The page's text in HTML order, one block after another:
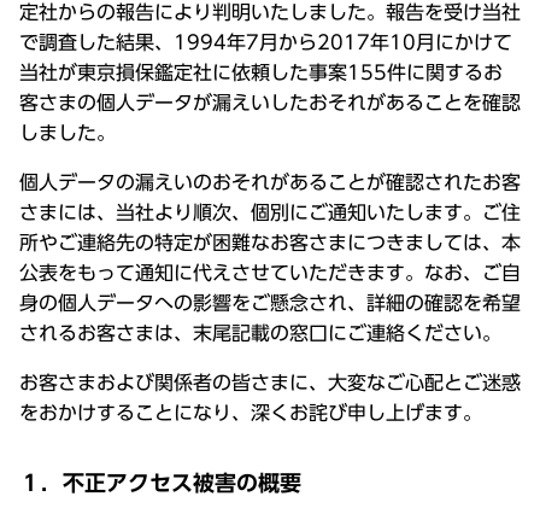
定社からの報告により判明いたしました。報告を受け当社
で調査した結果、1994年7月から2017年10月にかけて
当社が東京損保鑑定社に依頼した事案155件に関するお
客さまの個人データが漏えいしたおそれがあることを確認
しました。
個人データの漏えいのおそれがあることが確認されたお客
さまには、当社より順次、個別にご通知いたします。ご住
所やご連絡先の特定が困難なお客さまにつきましては、本
公表をもって通知に代えさせていただきます。なお、ご自
身の個人データへの影響をご懸念され、詳細の確認を希望
されるお客さまは、末尾記載の窓口にご連絡ください。
お客さまおよび関係者の皆さまに、大変なご心配とご迷惑
をおかけすることになり、深くお詫び申し上げます。
１．不正アクセス被害の概要